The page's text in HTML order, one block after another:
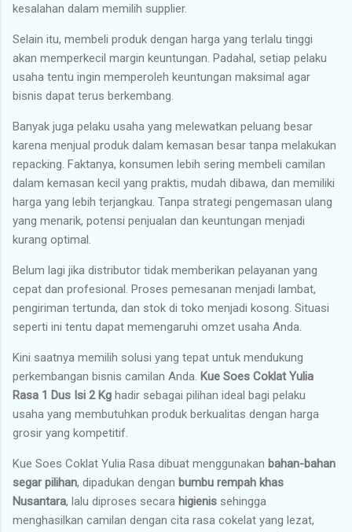
kesalahan dalam memilih supplier.
Selain itu, membeli produk dengan harga yang terlalu tinggi
akan memperkecil margin keuntungan. Padahal, setiap pelaku
usaha tentu ingin memperoleh keuntungan maksimal agar
bisnis dapat terus berkembang.
Banyak juga pelaku usaha yang melewatkan peluang besar
karena menjual produk dalam kemasan besar tanpa melakukan
repacking. Faktanya, konsumen lebih sering membeli camilan
dalam kemasan kecil yang praktis, mudah dibawa, dan memiliki
harga yang lebih terjangkau. Tanpa strategi pengemasan ulang
yang menarik, potensi penjualan dan keuntungan menjadi
kurang optimal.
Belum lagi jika distributor tidak memberikan pelayanan yang
cepat dan profesional. Proses pemesanan menjadi lambat,
pengiriman tertunda, dan stok di toko menjadi kosong. Situasi
seperti ini tentu dapat memengaruhi omzet usaha Anda.
Kini saatnya memilih solusi yang tepat untuk mendukung
perkembangan bisnis camilan Anda. Kue Soes Coklat Yulia
Rasa 1 Dus Isi 2 Kg hadir sebagai pilihan ideal bagi pelaku
usaha yang membutuhkan produk berkualitas dengan harga
grosir yang kompetitif.
Kue Soes Coklat Yulia Rasa dibuat menggunakan bahan-bahan
segar pilihan, dipadukan dengan bumbu rempah khas
Nusantara, lalu diproses secara higienis sehingga
menghasilkan camilan dengan cita rasa cokelat yang lezat,